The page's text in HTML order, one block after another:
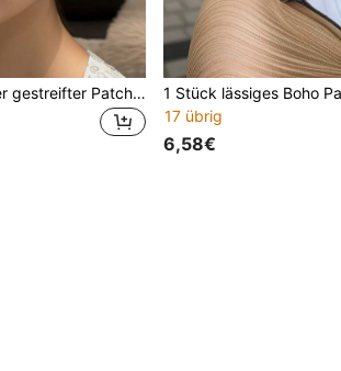
1 Stück Polyester gestreifter Patch mit Pailletten-Stickerei, durchbrochener Spitze und Perlen-Applikation, Kopftuch/Haarband für Frauen, elegant, dehnbar, geeignet für alle Jahreszeiten, für Outdoor, Partys und Lässig-Anlässe, atmungsaktive Netzstoff Schlafhaube
17 übrig
6,58€